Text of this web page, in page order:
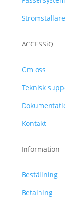
ACCESSiQ
Om oss
Teknisk
Kontakt
Information
Beställning
Betalning